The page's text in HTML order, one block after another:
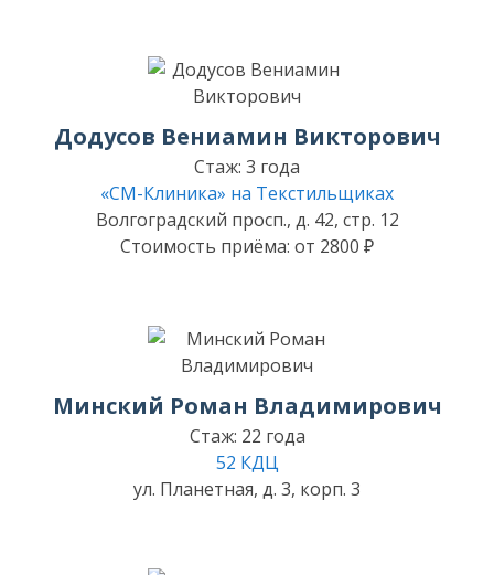
Додусов Вениамин Викторович
Стаж: 3 года
«СМ-Клиника» на Текстильщиках
Волгоградский просп., д. 42, стр. 12
Стоимость приёма: от 2800 ₽
Минский Роман Владимирович
Стаж: 22 года
52 КДЦ
ул. Планетная, д. 3, корп. 3